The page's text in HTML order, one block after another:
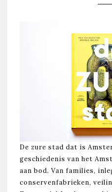
De zure stad dat is
geschiedenis van het
aan bod. Van families,
conservenfabrieken,